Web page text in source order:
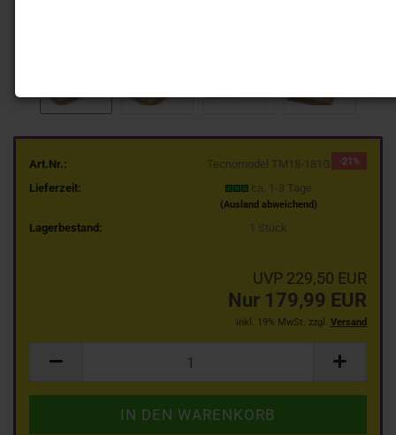
-21%
Art.Nr.:
Tecnomodel TM18-181G
Lieferzeit:
ca. 1-3 Tage
(Ausland abweichend)
Lagerbestand: 1 Stück
UVP 229,50 EUR
Nur 179,99 EUR
inkl. 19% MwSt. zzgl. Versand